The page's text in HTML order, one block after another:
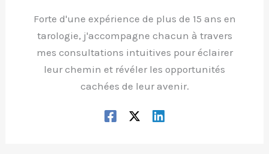
Forte d'une expérience de plus de 15 ans en
tarologie, j'accompagne chacun à travers
mes consultations intuitives pour éclairer
leur chemin et révéler les opportunités
cachées de leur avenir.